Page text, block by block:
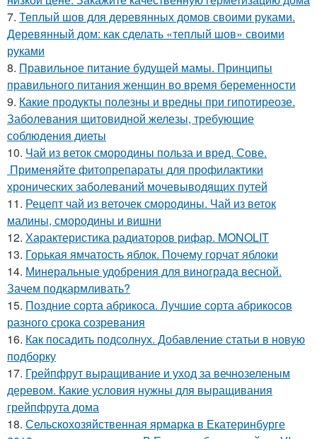
7. Теплый шов для деревянных домов своими руками.
Деревянный дом: как сделать «теплый шов» своими
руками
8. Правильное питание будущей мамы. Принципы
правильного питания женщин во время беременности
9. Какие продукты полезны и вредны при гипотиреозе.
Заболевания щитовидной железы, требующие
соблюдения диеты
10. Чай из веток смородины польза и вред. Сове.
Применяйте фитопрепараты для профилактики
хронических заболеваний мочевыводящих путей
11. Рецепт чай из веточек смородины. Чай из веток
малины, смородины и вишни
12. Характеристика радиаторов рифар. MONOLIT
13. Горькая ямчатость яблок. Почему горчат яблоки
14. Минеральные удобрения для винограда весной.
Зачем подкармливать?
15. Поздние сорта абрикоса. Лучшие сорта абрикосов
разного срока созревания
16. Как посадить подсолнух. Добавление статьи в новую
подборку
17. Грейпфрут выращивание и уход за вечнозеленым
деревом. Какие условия нужны для выращивания
грейпфрута дома
18. Сельскохозяйственная ярмарка в Екатеринбурге